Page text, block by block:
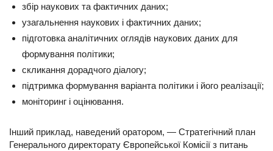
збір наукових та фактичних даних;
узагальнення наукових і фактичних даних;
підготовка аналітичних оглядів наукових даних для
формування політики;
скликання дорадчого діалогу;
підтримка формування варіанта політики і його реалізації;
моніторинг і оцінювання.
Інший приклад, наведений оратором, — Стратегічний план
Генерального директорату Європейської Комісії з питань